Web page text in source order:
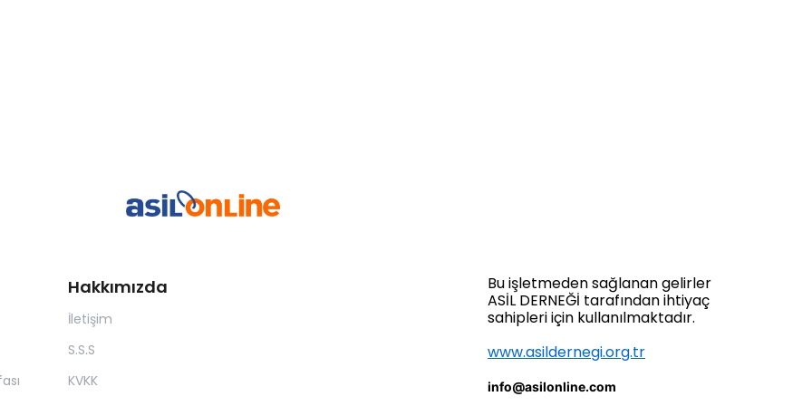
Hakkımızda
İletişim
S.S.S
KVKK
Bu işletmeden sağlanan gelirler
ASİL DERNEĞİ tarafından ihtiyaç
sahipleri için kullanılmaktadır.
www.asildernegi.org.tr
info@asilonline.com